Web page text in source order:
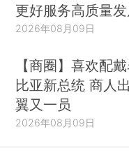
更好服务高质量
2026年08月09日
【商圈】喜欢配
比亚新总统 商人
翼又一员
2026年08月09日